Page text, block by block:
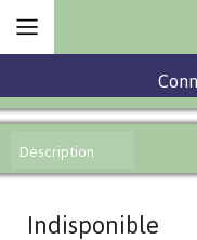
Description
Indisponible